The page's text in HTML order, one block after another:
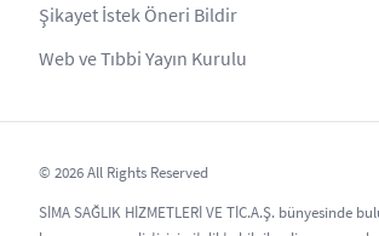
Şikayet İstek Öneri Bildir
Web ve Tıbbi Yayın Kurulu
© 2026 All Rights Reserved
SİMA SAĞLIK HİZMETLERİ VE TİC.A.Ş. bünyesinde